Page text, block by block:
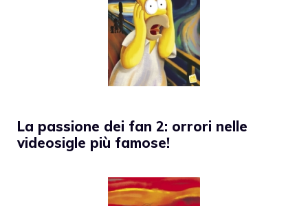
La passione dei fan 2: orrori nelle
videosigle più famose!